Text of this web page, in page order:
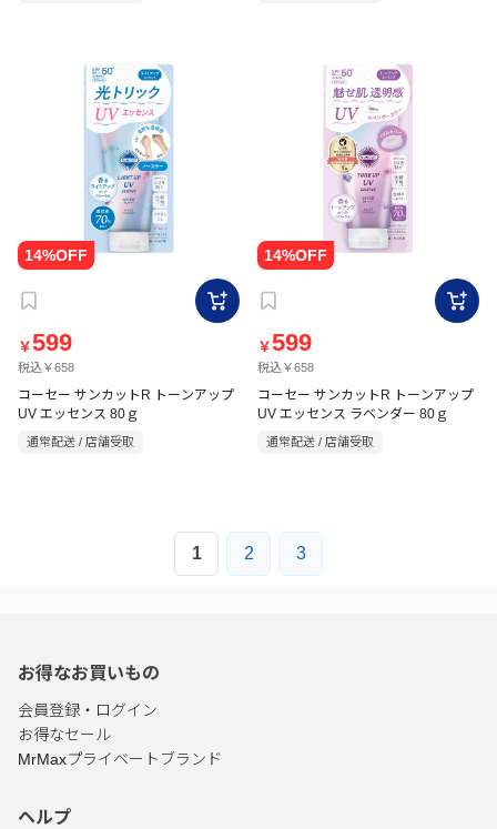
￥599
税込￥658
コーセー サンカットR トーンアップ
UV エッセンス 80ｇ
通常配送 / 店舗受取
￥599
税込￥658
コーセー サンカットR トーンアップ
UV エッセンス ラベンダー 80ｇ
通常配送 / 店舗受取
1 2 3
お得なお買いもの
会員登録・ログイン
お得なセール
MrMaxプライベートブランド
ヘルプ